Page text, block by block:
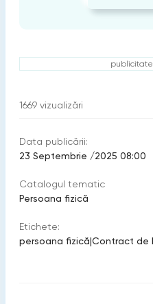
1669 vizualizări
Data publicării:
23 Septembrie /2025 08:00
Catalogul tematic
Persoana fizică
Etichete:
persoana fizică|Contract de